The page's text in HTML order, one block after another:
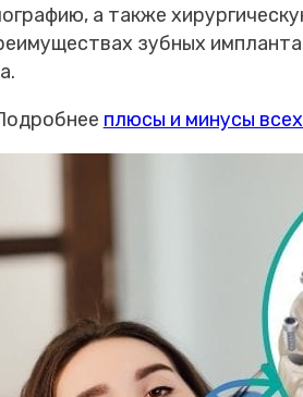
а также
зубных
плюсы и минусы